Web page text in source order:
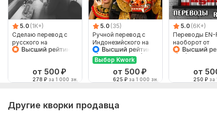
5.0 (1K+)
Сделаю перевод с
русского на
английский и
от 500 ₽
278 ₽ за 1 000 зн.
5.0 (35)
Ручной перевод с
Индонезийского на
Русский и наоборот
Выбор Kwork
от 500 ₽
625 ₽ за 1 000 зн.
5.0 (6K+)
Переводы EN-
наоборот от
от
250 ₽ за
Другие кворки продавца